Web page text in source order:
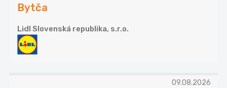
Bytča
Lidl Slovenská republika, s.r.o.
09.08.2026